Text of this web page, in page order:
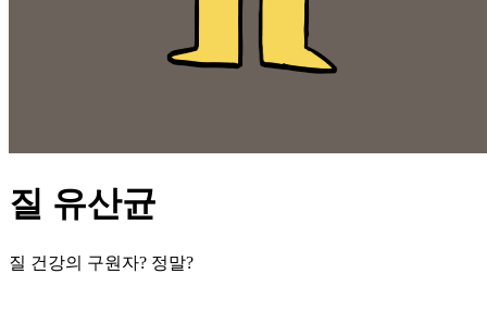
질 유산균
질 건강의 구원자? 정말?